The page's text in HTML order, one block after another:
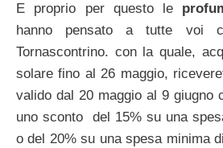
E proprio per questo le
hanno pensato a tutte voi
Tornascontrino. con la quale,
solare fino al 26 maggio,
valido dal 20 maggio al 9 giugno
uno sconto del 15% su una
o del 20% su una spesa minima